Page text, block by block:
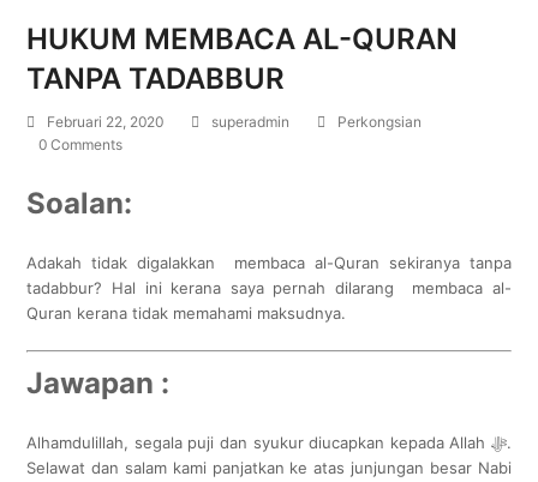
HUKUM MEMBACA AL-QURAN
TANPA TADABBUR
Februari 22, 2020 superadmin
Perkongsian
0 Comments
Soalan:
Adakah tidak digalakkan membaca al-Quran sekiranya tanpa
tadabbur? Hal ini kerana saya pernah dilarang membaca al-
Quran kerana tidak memahami maksudnya.
Jawapan :
Alhamdulillah, segala puji dan syukur diucapkan kepada Allah ﷻ.
Selawat dan salam kami panjatkan ke atas junjungan besar Nabi